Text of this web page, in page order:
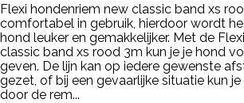
Flexi hondenriem new classic band xs
comfortabel in gebruik, hierdoor wordt
hond leuker en gemakkelijker. Met de
classic band xs rood 3m kun je je hond
geven. De lijn kan op iedere gewenste
gezet, of bij een gevaarlijke situatie kun
door de rem...